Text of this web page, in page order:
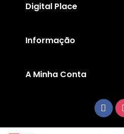
Digital Place
Informação
A Minha Conta